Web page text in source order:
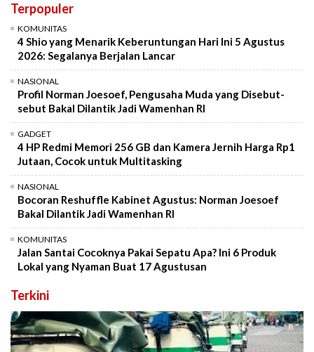
Terpopuler
KOMUNITAS
4 Shio yang Menarik Keberuntungan Hari Ini 5 Agustus
2026: Segalanya Berjalan Lancar
NASIONAL
Profil Norman Joesoef, Pengusaha Muda yang Disebut-
sebut Bakal Dilantik Jadi Wamenhan RI
GADGET
4 HP Redmi Memori 256 GB dan Kamera Jernih Harga Rp1
Jutaan, Cocok untuk Multitasking
NASIONAL
Bocoran Reshuffle Kabinet Agustus: Norman Joesoef
Bakal Dilantik Jadi Wamenhan RI
KOMUNITAS
Jalan Santai Cocoknya Pakai Sepatu Apa? Ini 6 Produk
Lokal yang Nyaman Buat 17 Agustusan
Terkini